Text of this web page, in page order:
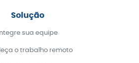
Solução
Integre sua equipe
o trabalho remoto